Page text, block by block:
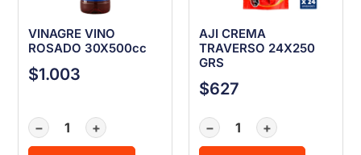
VINAGRE VINO
ROSADO 30X500cc
$1.003
− +
AJI CREMA
TRAVERSO 24X250
GRS
$627
− +